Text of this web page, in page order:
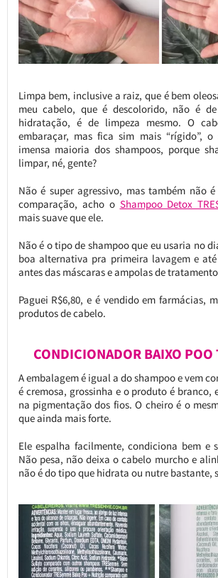
Limpa bem, inclusive a raiz, que é bem
meu cabelo, que é descolorido, não é
hidratação, é de limpeza mesmo. O
embaraçar, mas fica sim mais “rígido”,
imensa maioria dos shampoos, porque
limpar, né, gente?
Não é super agressivo, mas também não
comparação, acho o Shampoo Detox
mais suave que ele.
Não é o tipo de shampoo que eu usaria no
boa alternativa pra primeira lavagem e
antes das máscaras e ampolas de
Paguei R$6,80, e é vendido em farmácias,
produtos de cabelo.
CONDICIONADOR BAIXO POO
A embalagem é igual a do shampoo e vem
é cremosa, grossinha e o produto é branco,
na pigmentação dos fios. O cheiro é o
que ainda mais forte.
Ele espalha facilmente, condiciona bem e
Não pesa, não deixa o cabelo murcho e
não é do tipo que hidrata ou nutre bastante,